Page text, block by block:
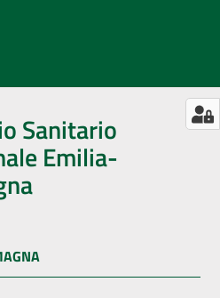
Sanitario
Emilia-